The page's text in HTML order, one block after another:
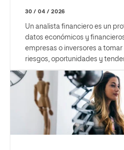
30 / 04 / 2026
Un analista financiero es un
datos económicos y
empresas o inversores a
riesgos, oportunidades y